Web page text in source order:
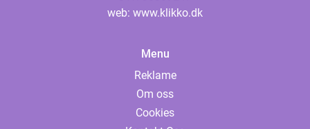
web: www.klikko.dk
Menu
Reklame
Om oss
Cookies